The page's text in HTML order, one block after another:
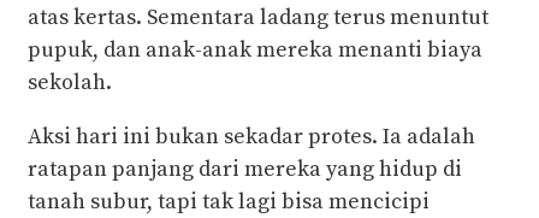
atas kertas. Sementara ladang terus menuntut
pupuk, dan anak-anak mereka menanti biaya
sekolah.
Aksi hari ini bukan sekadar protes. Ia adalah
ratapan panjang dari mereka yang hidup di
tanah subur, tapi tak lagi bisa mencicipi